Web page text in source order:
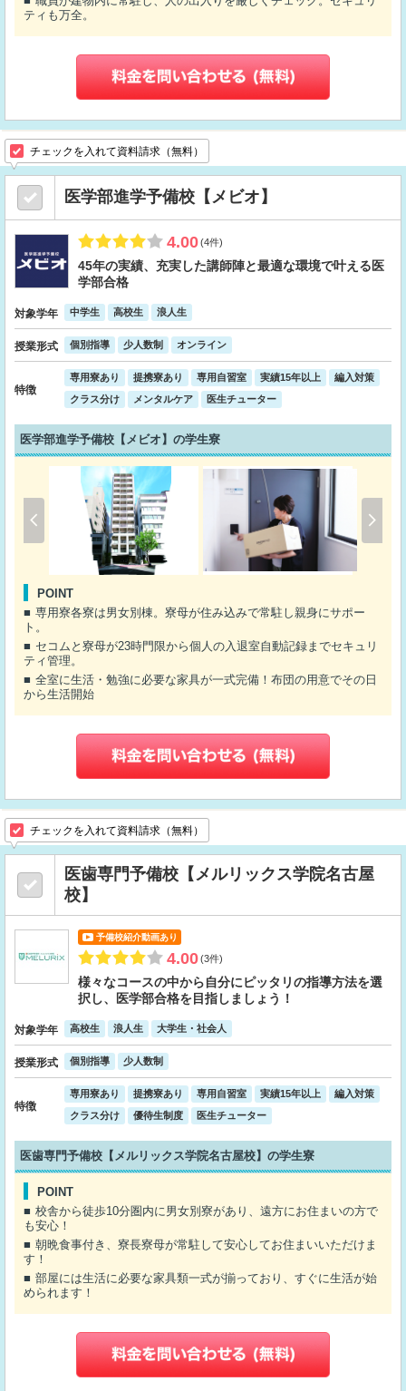
ティも万全。
チェックを入れて資料請求（無料）
医学部進学予備校【メビオ】
4.00(4件)
45年の実績、充実した講師陣と最適な環境で叶える医
学部合格
対象学年 中学生 高校生 浪人生
授業形式 個別指導 少人数制 オンライン
特徴
専用寮あり 提携寮あり 専用自習室 実績15年以上
編入対策
クラス分け
メンタルケア 医生チューター
医学部進学予備校【メビオ】の学生寮
POINT
専用寮各寮は男女別棟。寮母が住み込みで常駐し親身にサポー
ト。
セコムと寮母が23時門限から個人の入退室自動記録までセキュリ
ティ管理。
全室に生活・勉強に必要な家具が一式完備！布団の用意でその日
から生活開始
チェックを入れて資料請求（無料）
医歯専門予備校【メルリックス学院名古屋
校】
予備校紹介動画あり
4.00(3件)
様々なコースの中から自分にピッタリの指導方法を選
択し、医学部合格を目指しましょう！
対象学年 高校生 浪人生 大学生・社会人
授業形式 個別指導 少人数制
特徴
専用寮あり 提携寮あり 専用自習室 実績15年以上
編入対策
クラス分け
優待生制度 医生チューター
医歯専門予備校【メルリックス学院名古屋校】の学生寮
POINT
校舎から徒歩10分圏内に男女別寮があり、遠方にお住まいの方で
も安心！
朝晩食事付き、寮長寮母が常駐して安心してお住まいいただけま
す！
部屋には生活に必要な家具類一式が揃っており、すぐに生活が始
められます！